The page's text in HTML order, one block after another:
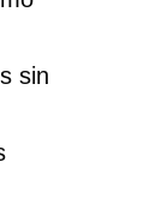
sin